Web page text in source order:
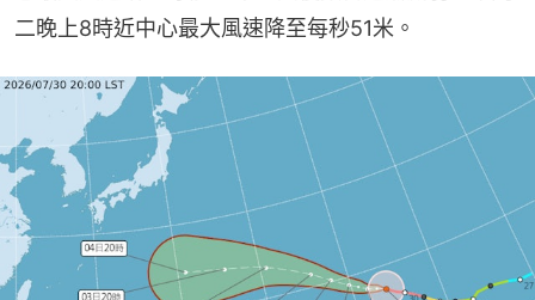
二晚上8時近中心最大風速降至每秒51米。